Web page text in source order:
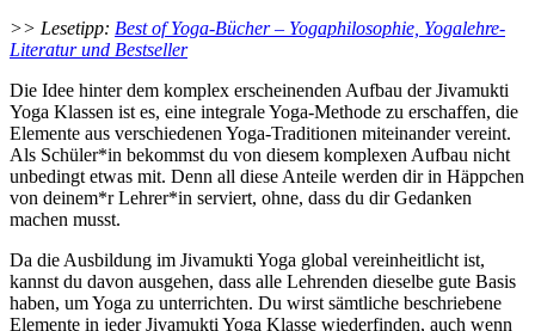
>> Lesetipp: Best of Yoga-Bücher – Yogaphilosophie, Yogalehre-
Literatur und Bestseller
Die Idee hinter dem komplex erscheinenden Aufbau der Jivamukti
Yoga Klassen ist es, eine integrale Yoga-Methode zu erschaffen, die
Elemente aus verschiedenen Yoga-Traditionen miteinander vereint.
Als Schüler*in bekommst du von diesem komplexen Aufbau nicht
unbedingt etwas mit. Denn all diese Anteile werden dir in Häppchen
von deinem*r Lehrer*in serviert, ohne, dass du dir Gedanken
machen musst.
Da die Ausbildung im Jivamukti Yoga global vereinheitlicht ist,
kannst du davon ausgehen, dass alle Lehrenden dieselbe gute Basis
haben, um Yoga zu unterrichten. Du wirst sämtliche beschriebene
Elemente in jeder Jivamukti Yoga Klasse wiederfinden, auch wenn